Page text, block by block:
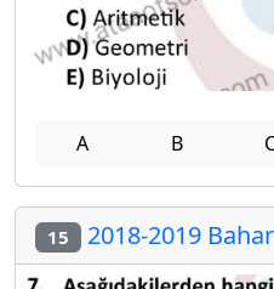
A B
15 2018-2019